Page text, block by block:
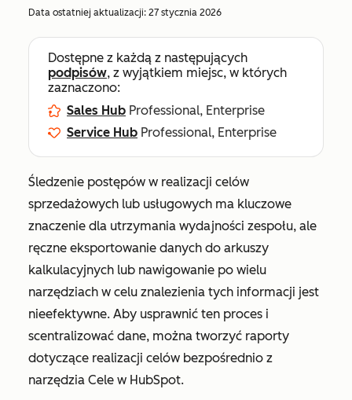
Data ostatniej aktualizacji: 27 stycznia 2026
Dostępne z każdą z następujących
podpisów, z wyjątkiem miejsc, w których
zaznaczono:
Sales Hub Professional, Enterprise
Service Hub Professional, Enterprise
Śledzenie postępów w realizacji celów
sprzedażowych lub usługowych ma kluczowe
znaczenie dla utrzymania wydajności zespołu, ale
ręczne eksportowanie danych do arkuszy
kalkulacyjnych lub nawigowanie po wielu
narzędziach w celu znalezienia tych informacji jest
nieefektywne. Aby usprawnić ten proces i
scentralizować dane, można tworzyć raporty
dotyczące realizacji celów bezpośrednio z
narzędzia Cele w HubSpot.